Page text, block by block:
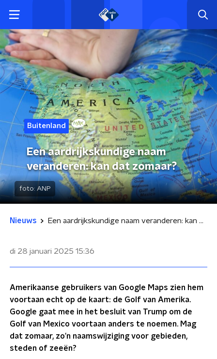
Buitenland
Een aardrijkskundige naam
veranderen: kan dat zomaar?
foto: ANP
Nieuws Een aardrijkskundige naam veranderen: kan dat zomaar?
di 28 januari 2025 15:36
Amerikaanse gebruikers van Google Maps zien hem
voortaan echt op de kaart: de Golf van Amerika.
Google gaat mee in het besluit van Trump om de
Golf van Mexico voortaan anders te noemen. Mag
dat zomaar, zo’n naamswijziging voor gebieden,
steden of zeeën?